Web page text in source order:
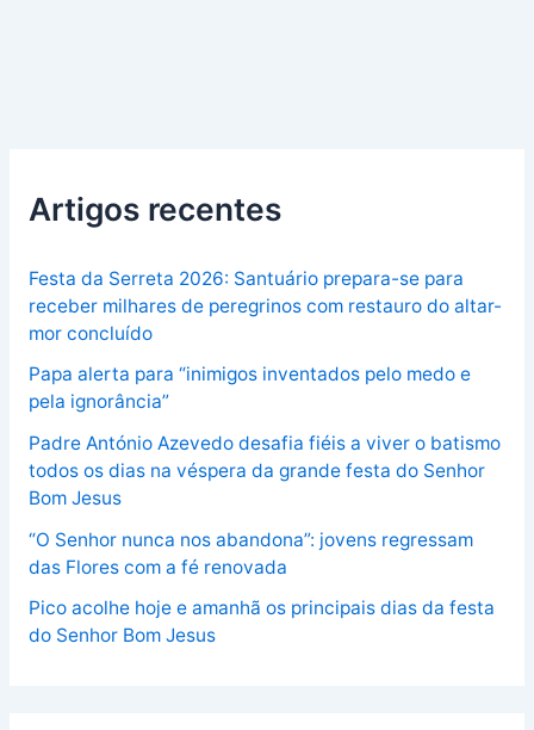
Artigos recentes
Festa da Serreta 2026: Santuário prepara-se para
receber milhares de peregrinos com restauro do altar-
mor concluído
Papa alerta para “inimigos inventados pelo medo e
pela ignorância”
Padre António Azevedo desafia fiéis a viver o batismo
todos os dias na véspera da grande festa do Senhor
Bom Jesus
“O Senhor nunca nos abandona”: jovens regressam
das Flores com a fé renovada
Pico acolhe hoje e amanhã os principais dias da festa
do Senhor Bom Jesus